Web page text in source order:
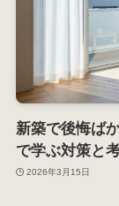
新築で後悔ば
で学ぶ対策と
2026年3月15日